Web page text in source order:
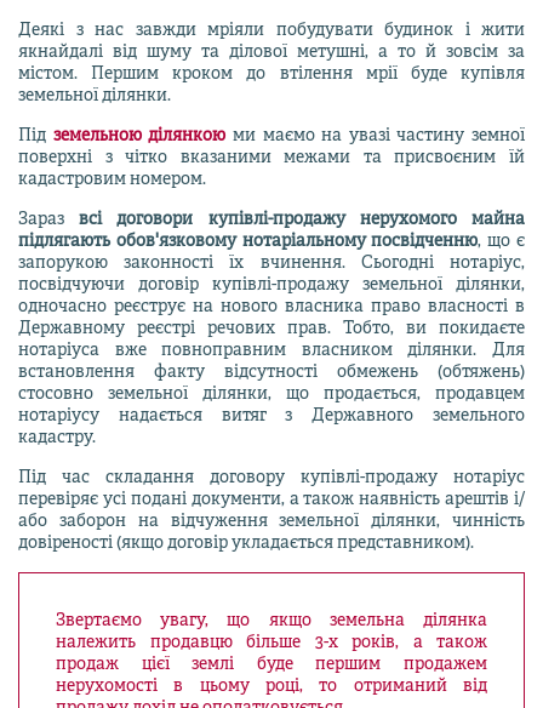
Деякі з нас завжди мріяли побудувати будинок і жити
якнайдалі від шуму та ділової метушні, а то й зовсім за
містом. Першим кроком до втілення мрії буде купівля
земельної ділянки.
Під земельною ділянкою ми маємо на увазі частину земної
поверхні з чітко вказаними межами та присвоєним їй
кадастровим номером.
Заразвсі договори купівлі-продажу нерухомого майна
підлягають обов'язковому нотаріальному посвідченню, що є
запорукою законності їх вчинення. Сьогодні нотаріус,
посвідчуючи договір купівлі-продажу земельної ділянки,
одночасно реєструє на нового власника право власності в
Державному реєстрі речових прав. Тобто, ви покидаєте
нотаріуса вже повноправним власником ділянки. Для
встановлення факту відсутності обмежень (обтяжень)
стосовно земельної ділянки, що продається, продавцем
нотаріусу надається витяг з Державного земельного
кадастру.
Під час складання договору купівлі-продажу нотаріус
перевіряє усі подані документи, а також наявність арештів і/
або заборон на відчуження земельної ділянки, чинність
довіреності (якщо договір укладається представником).
Звертаємо увагу, що якщо земельна ділянка
належить продавцю більше 3-х років, а також
продаж цієї землі буде першим продажем
нерухомості в цьому році, то отриманий від